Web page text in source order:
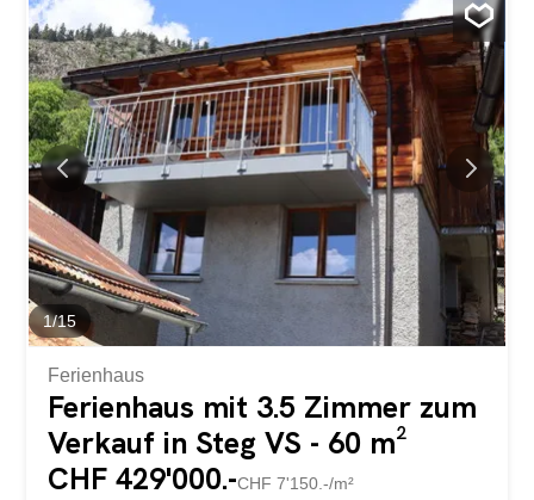
Innenbereich finden Sie eine perfekte Aufteilung der
Räumlichkeiten, um Ihnen die bestmögliche Nutzung der
ca. 40 m2 grossen Fläche zu bieten. Sie profitieren nicht
nur auf Ihrem Grundstück, sondern auf dem gesamten
Campingplatz: Das Kleintiergehege, welches von Klein bis
Gross geliebt wird, sorgt stets für gute Laune. Direkt
hinter dem Kleintiergehege befindet sich ein grosszügiger
Spielplatz, der Ihren Kindern etliche Spielstunden
beschert. Das absolute Highlight ist allerdings der
Badesee auf dem Campingplatz! Hier lässt sich die Seele
baumeln und den Alltag vergessen. Um den...
1/15
Ferienhaus
Ferienhaus mit 3.5 Zimmer zum
Verkauf in Steg VS - 60 m²
CHF 429'000.-CHF 7'150.-/m²